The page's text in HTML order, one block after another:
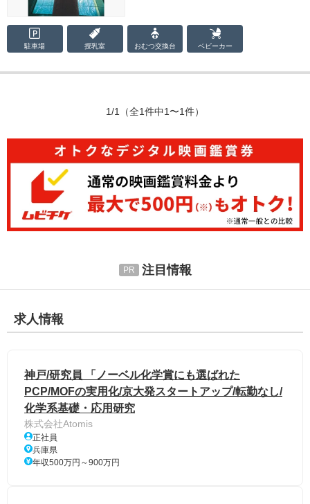
駐車場 授乳室 おむつ交換台 ベビーカー
1/1 （全1件中1〜1件）
注目情報
求人情報
神戸/研究員 「ノーベル化学賞にも選ばれた
PCP/MOFの実用化/京大発スタートアップ/転勤なし/
化学系基礎・応用研究
株式会社Atomis
正社員
兵庫県
年収500万円～900万円